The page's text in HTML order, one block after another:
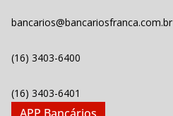
bancarios@bancariosfranca.com.br
(16) 3403-6400
(16) 3403-6401